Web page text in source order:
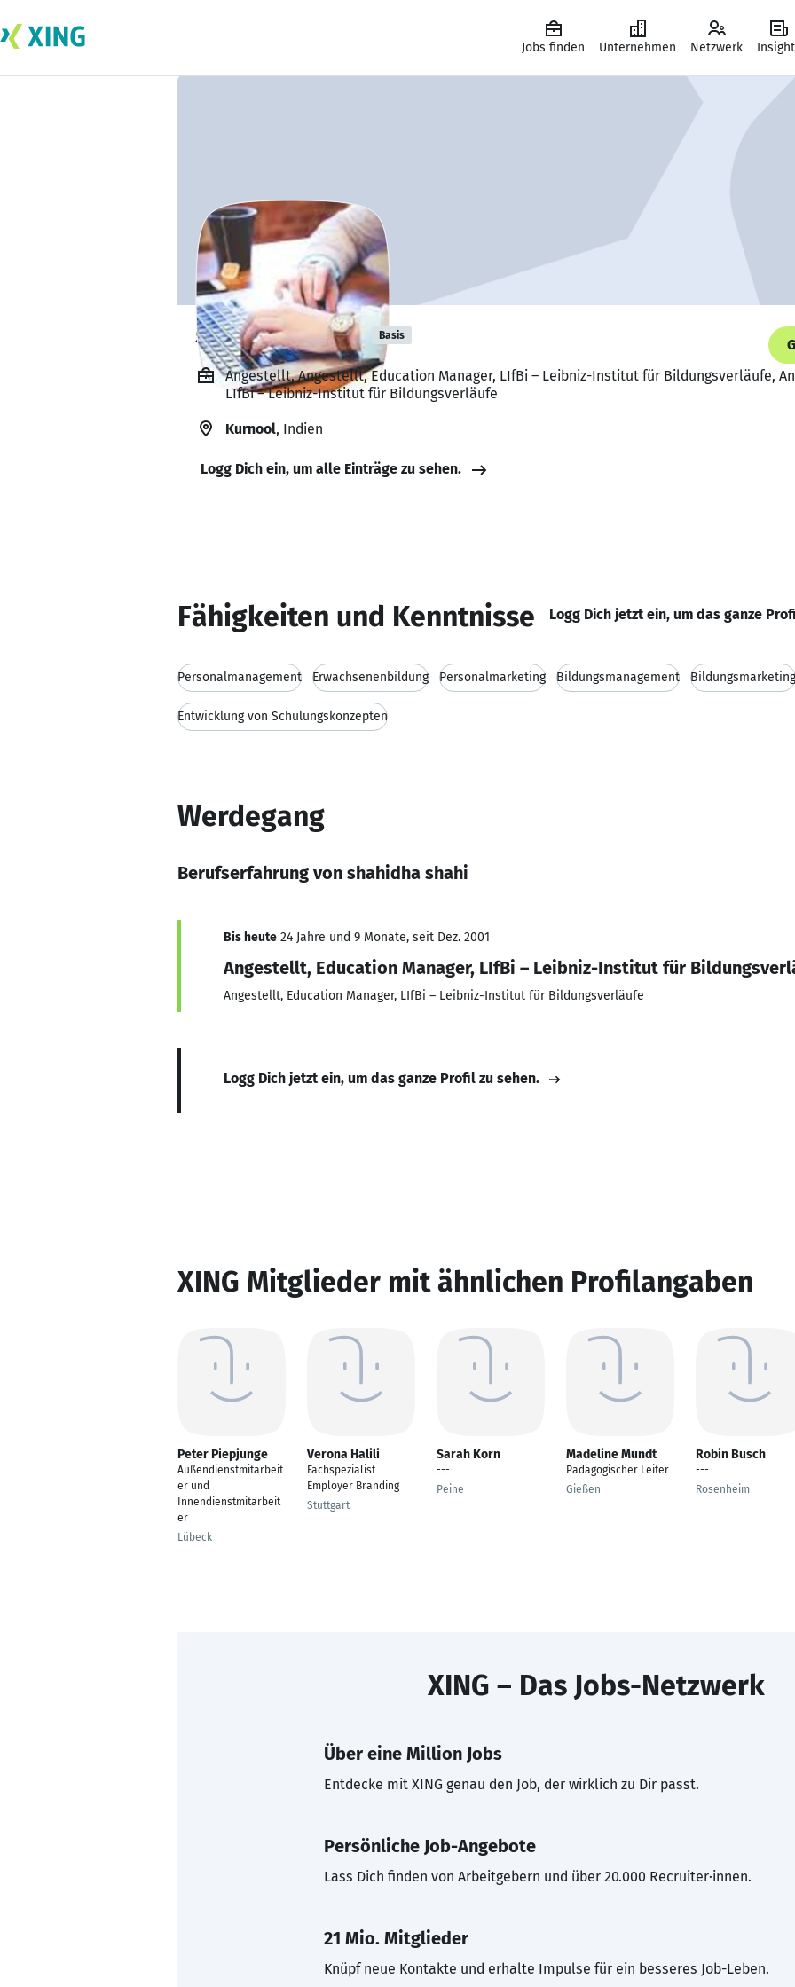
Jobs finden Unternehmen Netzwerk
shahidha shahi Basis
Angestellt, Angestellt, Education Manager, LIfBi – Leibniz-Institut für Bildungsverläufe,
LIfBi – Leibniz-Institut für Bildungsverläufe
Kurnool, Indien
Logg Dich ein, um alle Einträge zu sehen.
Fähigkeiten und Kenntnisse Logg Dich jetzt ein, um das ganze
Personalmanagement Erwachsenenbildung Personalmarketing Bildungsmanagement Bildungsmarketing
Entwicklung von Schulungskonzepten
Werdegang
Berufserfahrung von shahidha shahi
Bis heute 24 Jahre und 9 Monate, seit Dez. 2001
Angestellt, Education Manager, LIfBi – Leibniz-Institut für
Angestellt, Education Manager, LIfBi – Leibniz-Institut für Bildungsverläufe
Logg Dich jetzt ein, um das ganze Profil zu sehen.
XING Mitglieder mit ähnlichen Profilangaben
Peter Piepjunge
Außendienstmitarbeit
er und
Innendienstmitarbeit
er
Lübeck
Verona Halili
Fachspezialist
Employer Branding
Stuttgart
Sarah Korn
---
Peine
Madeline Mundt
Pädagogischer Leiter
Gießen
Robin Busch
---
Rosenheim
XING – Das Jobs-Netzwerk
Über eine Million Jobs
Entdecke mit XING genau den Job, der wirklich zu Dir passt.
Persönliche Job-Angebote
Lass Dich finden von Arbeitgebern und über 20.000 Recruiter·innen.
21 Mio. Mitglieder
Knüpf neue Kontakte und erhalte Impulse für ein besseres Job-Leben.